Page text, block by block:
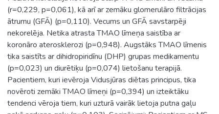
(r=0,229, p=0,061), kā arī ar zemāku glomerulāro filtrācijas
ātrumu (GFĀ) (p=0,110). Vecums un GFĀ savstarpēji
nekorelēja. Netika atrasta TMAO līmeņa saistība ar
koronāro aterosklerozi (p=0,948). Augstāks TMAO līmenis
tika saistīts ar dihidropiridīnu (DHP) grupas medikamentu
(p=0,023) un diurētiķu (p=0,074) lietošanu terapijā.
Pacientiem, kuri ievēroja Vidusjūras diētas principus, tika
novēroti zemāki TMAO līmeņi (p=0,394) un izteiktāku
tendenci vēroja tiem, kuri uzturā vairāk lietoja putna gaļu